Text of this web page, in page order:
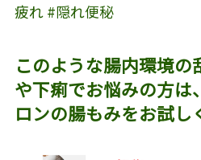
疲れ #隠れ便秘
このような腸内環境
や下痢でお悩みの方は
ロンの腸もみをお試し